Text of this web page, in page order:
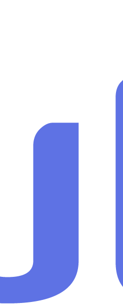
ilişkilidir. Bu nedenle
ücreti daha yüksek görünebilir;
gösterebilir.
zamanda "bu fiyat rekabete
destekler.